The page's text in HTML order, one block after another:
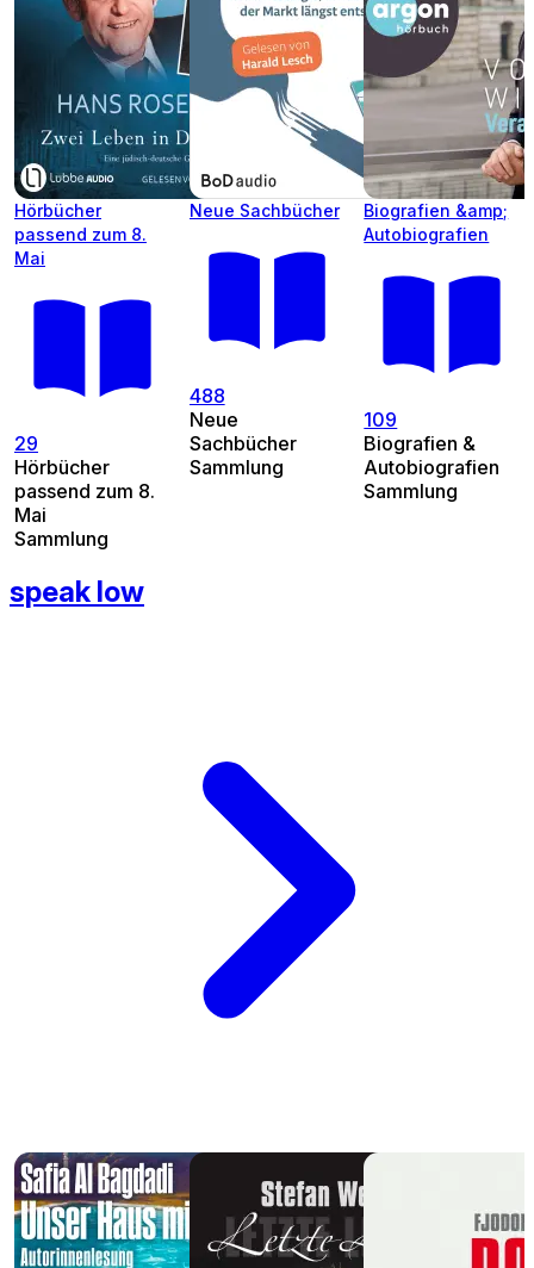
Hörbücher
passend zum 8.
Mai
29
Hörbücher
passend zum 8.
Mai
Sammlung
Neue Sachbücher
488
Neue
Sachbücher
Sammlung
Biografien &amp;
Autobiografien
109
Biografien &
Autobiografien
Sammlung
speak low